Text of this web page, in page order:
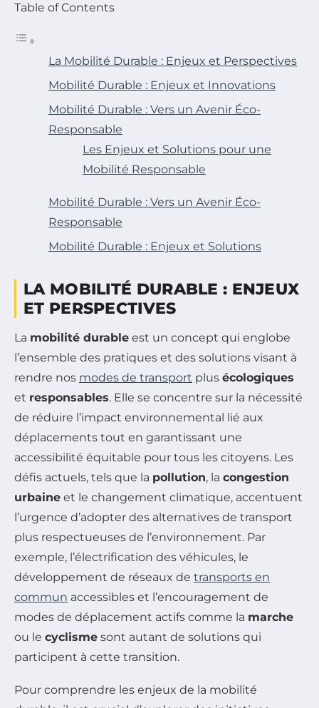
Table of Contents
La Mobilité Durable : Enjeux et Perspectives
Mobilité Durable : Enjeux et Innovations
Mobilité Durable : Vers un Avenir Éco-
Responsable
Les Enjeux et Solutions pour une
Mobilité Responsable
Mobilité Durable : Vers un Avenir Éco-
Responsable
Mobilité Durable : Enjeux et Solutions
LA MOBILITÉ DURABLE : ENJEUX
ET PERSPECTIVES
La mobilité durable est un concept qui englobe
l’ensemble des pratiques et des solutions visant à
rendre nos modes de transport plus écologiques
et responsables. Elle se concentre sur la nécessité
de réduire l’impact environnemental lié aux
déplacements tout en garantissant une
accessibilité équitable pour tous les citoyens. Les
défis actuels, tels que la pollution, la congestion
urbaine et le changement climatique, accentuent
l’urgence d’adopter des alternatives de transport
plus respectueuses de l’environnement. Par
exemple, l’électrification des véhicules, le
développement de réseaux de transports en
commun accessibles et l’encouragement de
modes de déplacement actifs comme la marche
ou le cyclisme sont autant de solutions qui
participent à cette transition.
Pour comprendre les enjeux de la mobilité